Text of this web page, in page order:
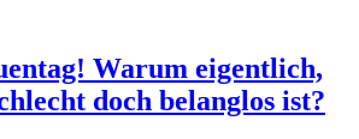
Warum eigentlich,
doch belanglos ist?